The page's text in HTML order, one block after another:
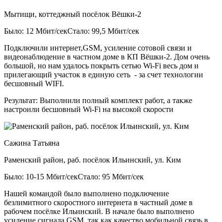
Мытищи, коттеджный посёлок Вёшки-2
Было: 12 Мбит/секСтало: 99,5 Мбит/сек
Подключили интернет,GSM, усиление сотовой связи и
видеонаблюдение в частном доме в КП Вёшки-2. Дом очень
большой, но нам удалось покрыть сетью Wi-Fi весь дом и
прилегающий участок в единую сеть - за счет технологии
бесшовный WIFI.
Результат: Выполнили полный комплект работ, а также
настроили бесшовный Wi-Fi на высокой скорости
Сажина Татьяна
Раменский район, раб. посёлок Ильинский, ул. Ким
Было: 10-15 Мбит/секСтало: 95 Мбит/сек
Нашей командой было выполнено подключение
безлимитного скоростного интернета в частный доме в
рабочем посёлке Ильинский. В начале было выполнено
усиление сигнала GSM, так как качество мобильной связь в